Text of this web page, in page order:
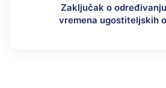
Zaključak o
vremena ugostiteljskih